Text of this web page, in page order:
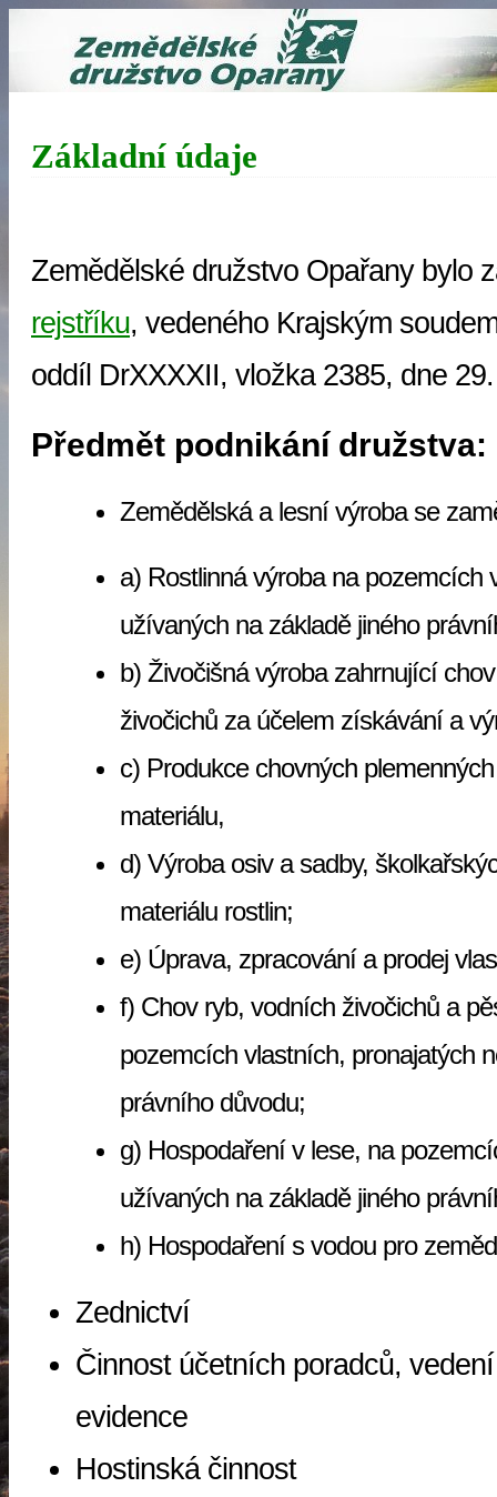
Základní údaje
Zemědělské družstvo Opařany bylo
rejstříku, vedeného Krajským
oddíl DrXXXXII, vložka 2385, dne
Předmět podnikání družstva:
Zemědělská a lesní výroba se
a) Rostlinná výroba na pozemcích
užívaných na základě jiného
b) Živočišná výroba zahrnující
živočichů za účelem
c) Produkce chovných
materiálu,
d) Výroba osiv a sadby,
materiálu rostlin;
e) Úprava, zpracování a prodej
f) Chov ryb, vodních živočichů a
pozemcích vlastních, pronajatých
právního důvodu;
g) Hospodaření v lese, na
užívaných na základě
h) Hospodaření s vodou pro
Zednictví
Činnost účetních poradců,
evidence
Hostinská činnost